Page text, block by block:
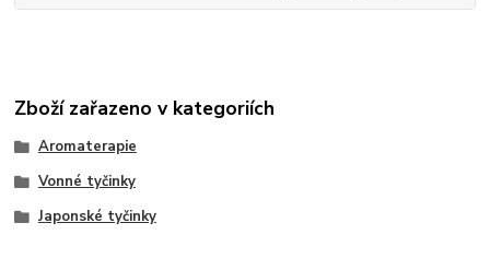
Zboží zařazeno v kategoriích
Aromaterapie
Vonné tyčinky
Japonské tyčinky